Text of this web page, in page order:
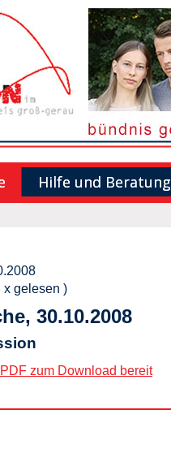
Hilfe und Beratung
x gelesen )
30.10.2008
zum Download bereit